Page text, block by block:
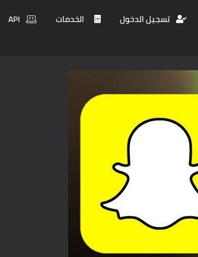
تسجيل الدخول الخدمات API